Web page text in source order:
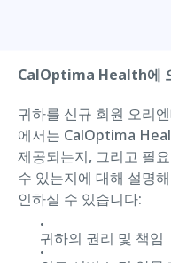
CalOptima Health에
귀하를 신규 회원 오리
에서는 CalOptima
제공되는지, 그리고 필
수 있는지에 대해 설명
인하실 수 있습니다:
귀하의 권리 및 책임